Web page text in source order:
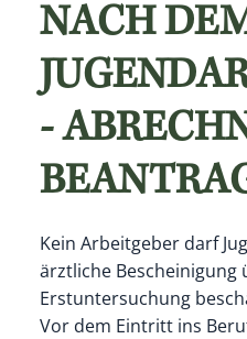
NACH
-
Kein Arbeitgeber darf
ärztliche Bescheinigung
Erstuntersuchung
Vor dem Eintritt ins